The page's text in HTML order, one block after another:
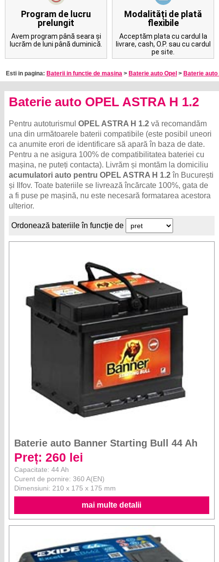
Program de lucru
prelungit
Avem program până seara și
lucrăm de luni până duminică.
Modalități de plată
flexibile
Acceptăm plata cu cardul la
livrare, cash, O.P. sau cu cardul
pe site.
Esti in pagina: Baterii in functie de masina > Baterie auto Opel > Baterie
Baterie auto OPEL ASTRA H 1.2
Pentru autoturismulOPEL ASTRA H 1.2 vă recomandăm
una din următoarele baterii compatibile (este posibil uneori
ca anumite erori de identificare să apară în baza de date.
Pentru a ne asigura 100% de compatibilitatea bateriei cu
mașina, ne puteți contacta). Livrăm și montăm la domiciliu
acumulatori auto pentru OPEL ASTRA H 1.2în București
și Ilfov. Toate bateriile se livrează încărcate 100%, gata de
a fi puse pe mașină, nu este necesară formatarea acestora
ulterior.
Ordonează bateriile în funcție de
Baterie auto Banner Starting Bull 44 Ah
Preț: 260 lei
Capacitate: 44 Ah
Curent de pornire: 360 A(EN)
Dimensiuni: 210 x 175 x 175 mm
mai multe detalii